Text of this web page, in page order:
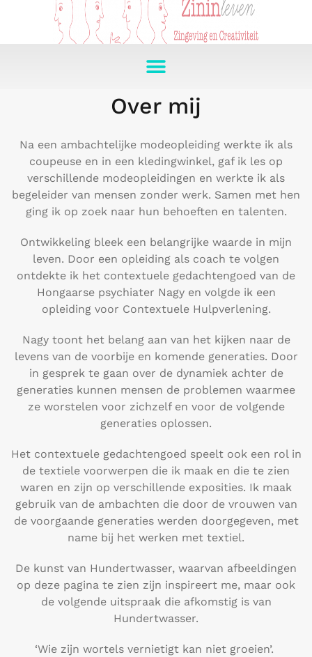
Over mij
Na een ambachtelijke modeopleiding werkte ik als
coupeuse en in een kledingwinkel, gaf ik les op
verschillende modeopleidingen en werkte ik als
begeleider van mensen zonder werk. Samen met hen
ging ik op zoek naar hun behoeften en talenten.
Ontwikkeling bleek een belangrijke waarde in mijn
leven. Door een opleiding als coach te volgen
ontdekte ik het contextuele gedachtengoed van de
Hongaarse psychiater Nagy en volgde ik een
opleiding voor Contextuele Hulpverlening.
Nagy toont het belang aan van het kijken naar de
levens van de voorbije en komende generaties. Door
in gesprek te gaan over de dynamiek achter de
generaties kunnen mensen de problemen waarmee
ze worstelen voor zichzelf en voor de volgende
generaties oplossen.
Het contextuele gedachtengoed speelt ook een rol in
de textiele voorwerpen die ik maak en die te zien
waren en zijn op verschillende exposities. Ik maak
gebruik van de ambachten die door de vrouwen van
de voorgaande generaties werden doorgegeven, met
name bij het werken met textiel.
De kunst van Hundertwasser, waarvan afbeeldingen
op deze pagina te zien zijn inspireert me, maar ook
de volgende uitspraak die afkomstig is van
Hundertwasser.
‘Wie zijn wortels vernietigt kan niet groeien’.